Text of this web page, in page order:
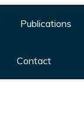
Publications
Contact